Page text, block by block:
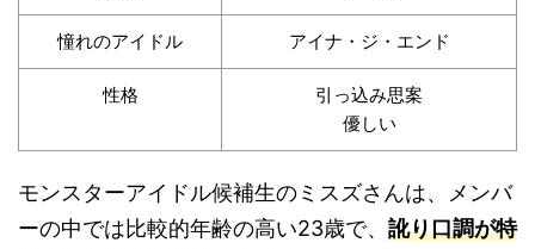
憧れのアイドル アイナ・ジ・エンド
性格
引っ込み思案
優しい
モンスターアイドル候補生のミスズさんは、メンバ
ーの中では比較的年齢の高い23歳で、 訛り口調が特